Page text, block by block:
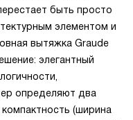
эффективно
использовании плиты.
и не
музыки.
рекомендую этот
быть просто
элементом и
вытяжка Graude
элегантный
определяют два
(ширина